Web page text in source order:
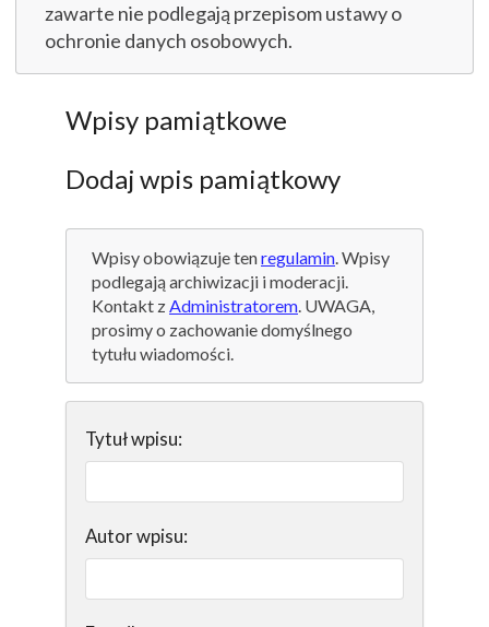
zawarte nie podlegają przepisom ustawy o
ochronie danych osobowych.
Wpisy pamiątkowe
Dodaj wpis pamiątkowy
Wpisy obowiązuje tenregulamin. Wpisy
podlegają archiwizacji i moderacji.
Kontakt zAdministratorem. UWAGA,
prosimy o zachowanie domyślnego
tytułu wiadomości.
Tytuł wpisu:
Autor wpisu: